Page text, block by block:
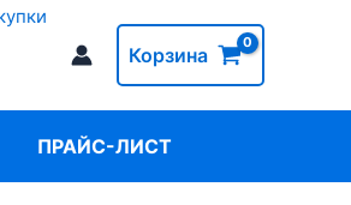
Корзина
ПРАЙС-ЛИСТ